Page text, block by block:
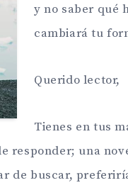
y no saber qué
cambiará tu
Querido lector,
Tienes en tus
responder; una
de buscar,